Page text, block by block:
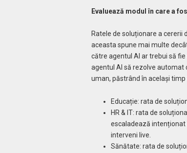
Evaluează modul în care a
Ratele de soluționare a cererii
aceasta spune mai multe
către agentul AI ar trebui să
agentul AI să rezolve automat
uman, păstrând în același
Educație: rata de
HR & IT: rata de
escaladează intenționat
interveni live.
Sănătate: rata de